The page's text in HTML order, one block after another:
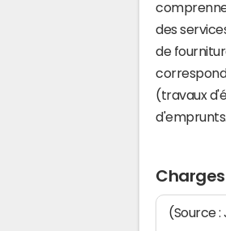
des
de
(travaux
d'emprunts.
(Source